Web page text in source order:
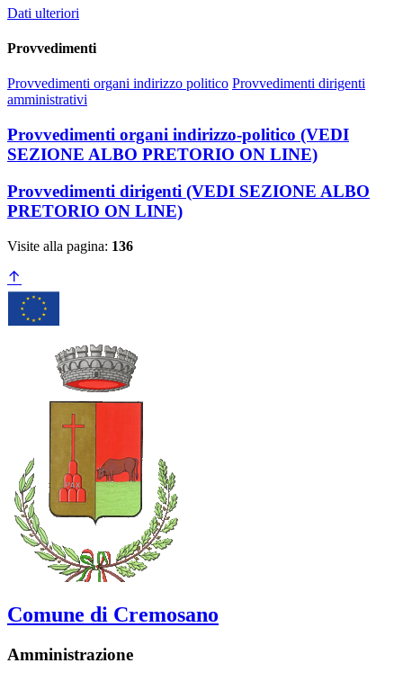
Dati ulteriori
Provvedimenti
Provvedimenti organi indirizzo politico Provvedimenti dirigenti
amministrativi
Provvedimenti organi indirizzo-politico (VEDI
SEZIONE ALBO PRETORIO ON LINE)
Provvedimenti dirigenti (VEDI SEZIONE ALBO
PRETORIO ON LINE)
Visite alla pagina: 136
Comune di Cremosano
Amministrazione